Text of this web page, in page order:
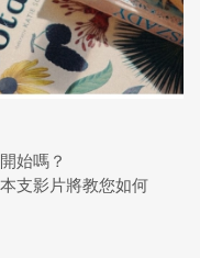
始嗎？
支影片將教您如何